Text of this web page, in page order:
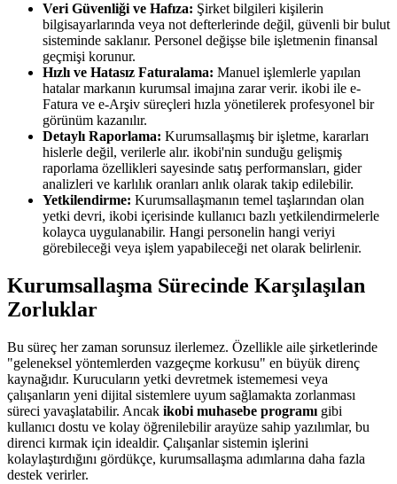
Veri Güvenliği ve Hafıza: Şirket bilgileri kişilerin
bilgisayarlarında veya not defterlerinde değil, güvenli bir bulut
sisteminde saklanır. Personel değişse bile işletmenin finansal
geçmişi korunur.
Hızlı ve Hatasız Faturalama: Manuel işlemlerle yapılan
hatalar markanın kurumsal imajına zarar verir. ikobi ile e-
Fatura ve e-Arşiv süreçleri hızla yönetilerek profesyonel bir
görünüm kazanılır.
Detaylı Raporlama: Kurumsallaşmış bir işletme, kararları
hislerle değil, verilerle alır. ikobi'nin sunduğu gelişmiş
raporlama özellikleri sayesinde satış performansları, gider
analizleri ve karlılık oranları anlık olarak takip edilebilir.
Yetkilendirme: Kurumsallaşmanın temel taşlarından olan
yetki devri, ikobi içerisinde kullanıcı bazlı yetkilendirmelerle
kolayca uygulanabilir. Hangi personelin hangi veriyi
görebileceği veya işlem yapabileceği net olarak belirlenir.
Kurumsallaşma Sürecinde Karşılaşılan
Zorluklar
Bu süreç her zaman sorunsuz ilerlemez. Özellikle aile şirketlerinde
"geleneksel yöntemlerden vazgeçme korkusu" en büyük direnç
kaynağıdır. Kurucuların yetki devretmek istememesi veya
çalışanların yeni dijital sistemlere uyum sağlamakta zorlanması
süreci yavaşlatabilir. Ancak ikobi muhasebe programı gibi
kullanıcı dostu ve kolay öğrenilebilir arayüze sahip yazılımlar, bu
direnci kırmak için idealdir. Çalışanlar sistemin işlerini
kolaylaştırdığını gördükçe, kurumsallaşma adımlarına daha fazla
destek verirler.